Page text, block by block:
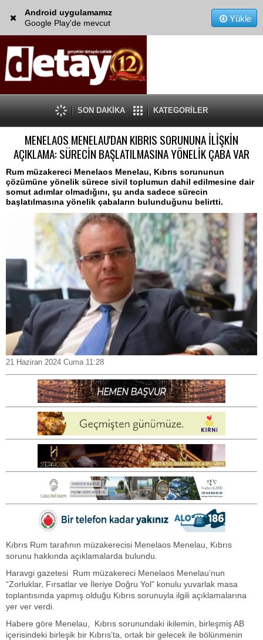
Android uygulamamız
Google Play'de mevcut
Yükle
SON DAKİKA KATEGORİLER
MENELAOS MENELAU'DAN KIBRIS SORUNUNA İLİŞKİN
AÇIKLAMA: SÜRECİN BAŞLATILMASINA YÖNELİK ÇABA VAR
Rum müzakereci Menelaos Menelau, Kıbrıs sorununun
çözümüne yönelik sürece sivil toplumun dahil edilmesine dair
somut adımlar olmadığını, şu anda sadece sürecin
başlatılmasına yönelik çabaların bulunduğunu belirtti.
21 Haziran 2024 Cuma 11:28
Kıbrıs Rum tarafının müzakerecisi Menelaos Menelau, Kıbrıs
sorunu hakkında açıklamalarda bulundu.
Haravgi gazetesi Rum müzakereci Menelaos Menelau’nun
“Zorluklar, Fırsatlar ve İleriye Doğru Yol” konulu yuvarlak masa
toplantısında yapmış olduğu Kıbrıs sorunuyla ilgili açıklamalarına
yer ver verdi.
Habere göre Menelau, Kıbrıs sorunundaki ikilemin, birleşmiş AB
içerisindeki birleşik bir Kıbrıs’ta, ortak bir gelecek ile bölünmenin